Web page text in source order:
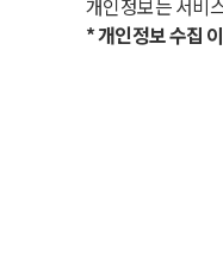
* 개인정보 수집